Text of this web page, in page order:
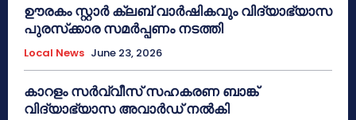
ഊരകം സ്റ്റാർ ക്ലബ് വാർഷികവും വിദ്യാഭ്യാസ
പുരസ്‌ക്കാര സമർപ്പണം നടത്തി
Local News June 23, 2026
കാറളം സർവ്വീസ് സഹകരണ ബാങ്ക്
വിദ്യാഭ്യാസ അവാർഡ് നൽകി